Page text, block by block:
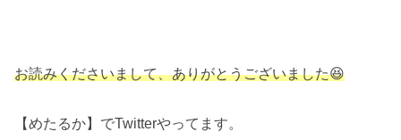
お読みくださいまして、ありがとうございました😆
【めたるか】でTwitterやってます。